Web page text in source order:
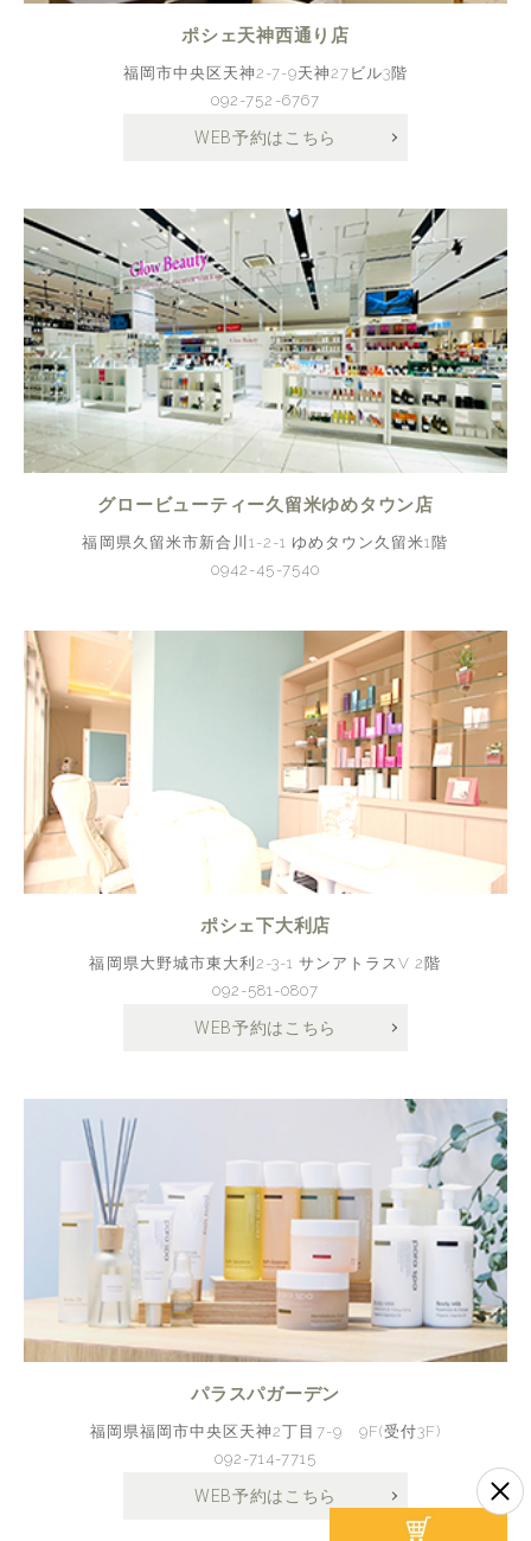
ポシェ天神西通り店
福岡市中央区天神2-7-9天神27ビル3階
092-752-6767
WEB予約はこちら
グロービューティー久留米ゆめタウン店
福岡県久留米市新合川1-2-1 ゆめタウン久留米1階
0942-45-7540
ポシェ下大利店
福岡県大野城市東大利2-3-1 サンアトラスV 2階
092-581-0807
WEB予約はこちら
パラスパガーデン
福岡県福岡市中央区天神2丁目7-9 9F(受付3F)
092-714-7715
WEB予約はこちら